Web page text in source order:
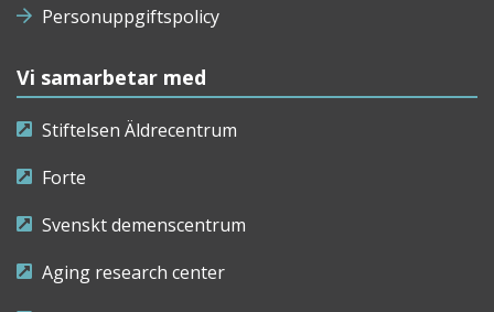
Personuppgiftspolicy
Vi samarbetar med
Stiftelsen Äldrecentrum
Forte
Svenskt demenscentrum
Aging research center